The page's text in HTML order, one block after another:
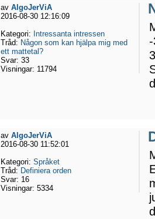
av AlgoJerViA
2016-08-30 12:16:09
Kategori: Intressanta intressen
Tråd: Någon som kan hjälpa mig med
ett mattetal?
Svar: 33
Visningar: 11794
av AlgoJerViA
2016-08-30 11:52:01
Kategori: Språket
Tråd: Definiera orden
Svar: 16
Visningar: 5334